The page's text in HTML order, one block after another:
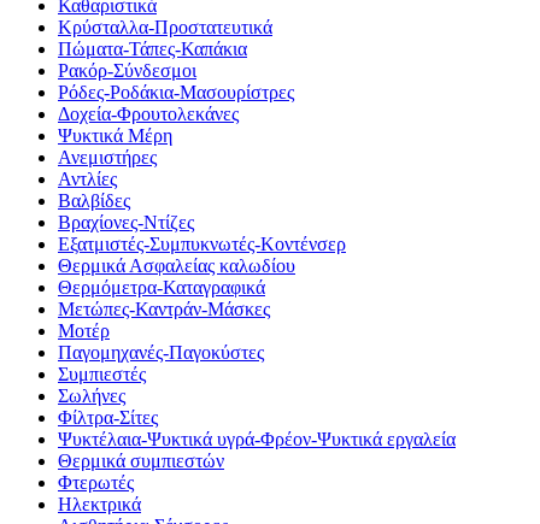
Καθαριστικά
Κρύσταλλα-Προστατευτικά
Πώματα-Τάπες-Καπάκια
Ρακόρ-Σύνδεσμοι
Ρόδες-Ροδάκια-Μασουρίστρες
Δοχεία-Φρουτολεκάνες
Ψυκτικά Μέρη
Ανεμιστήρες
Αντλίες
Βαλβίδες
Βραχίονες-Ντίζες
Εξατμιστές-Συμπυκνωτές-Κοντένσερ
Θερμικά Ασφαλείας καλωδίου
Θερμόμετρα-Καταγραφικά
Μετώπες-Καντράν-Μάσκες
Μοτέρ
Παγομηχανές-Παγοκύστες
Συμπιεστές
Σωλήνες
Φίλτρα-Σίτες
Ψυκτέλαια-Ψυκτικά υγρά-Φρέον-Ψυκτικά εργαλεία
Θερμικά συμπιεστών
Φτερωτές
Ηλεκτρικά